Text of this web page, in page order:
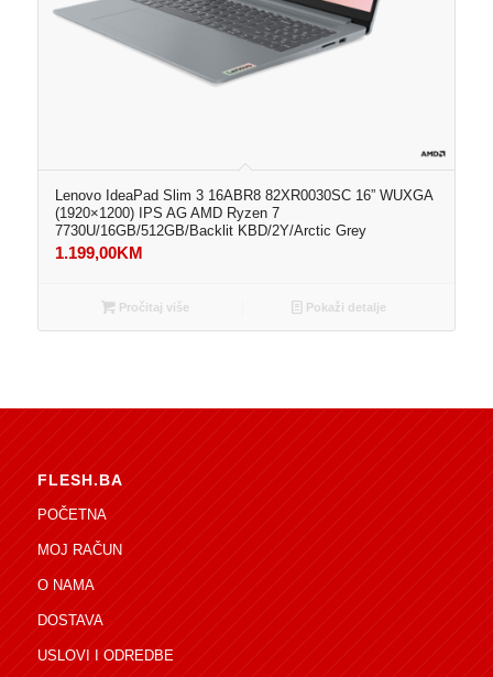
Lenovo IdeaPad Slim 3 16ABR8 82XR0030SC 16” WUXGA
(1920×1200) IPS AG AMD Ryzen 7
7730U/16GB/512GB/Backlit KBD/2Y/Arctic Grey
1.199,00KM
Pročitaj više Pokaži detalje
FLESH.BA
POČETNA
MOJ RAČUN
O NAMA
DOSTAVA
USLOVI I ODREDBE